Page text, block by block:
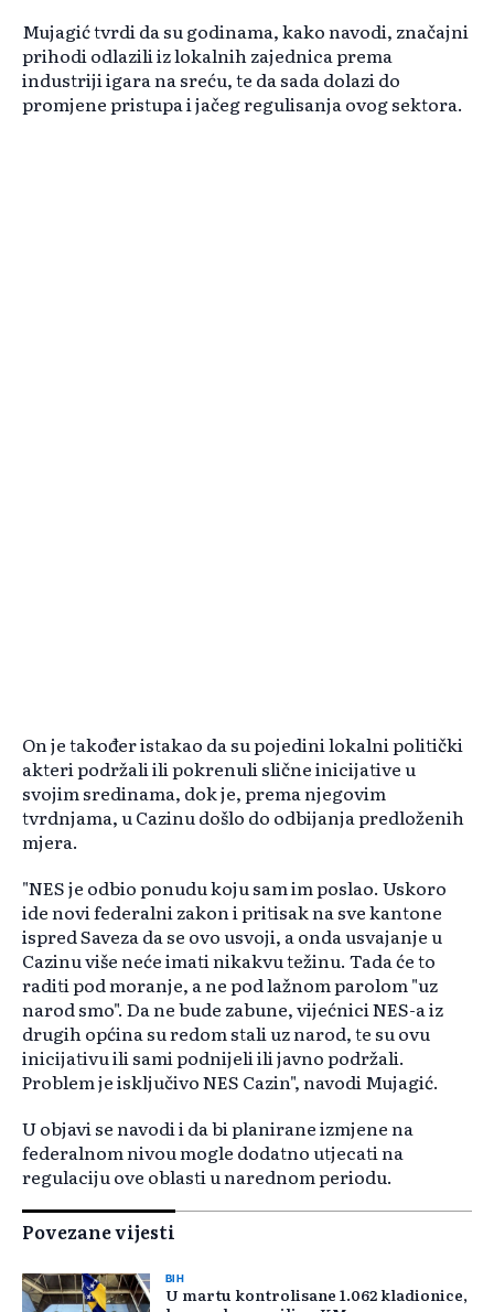
Mujagić tvrdi da su godinama, kako navodi, značajni
prihodi odlazili iz lokalnih zajednica prema
industriji igara na sreću, te da sada dolazi do
promjene pristupa i jačeg regulisanja ovog sektora.
On je također istakao da su pojedini lokalni politički
akteri podržali ili pokrenuli slične inicijative u
svojim sredinama, dok je, prema njegovim
tvrdnjama, u Cazinu došlo do odbijanja predloženih
mjera.
"NES je odbio ponudu koju sam im poslao. Uskoro
ide novi federalni zakon i pritisak na sve kantone
ispred Saveza da se ovo usvoji, a onda usvajanje u
Cazinu više neće imati nikakvu težinu. Tada će to
raditi pod moranje, a ne pod lažnom parolom "uz
narod smo". Da ne bude zabune, vijećnici NES-a iz
drugih općina su redom stali uz narod, te su ovu
inicijativu ili sami podnijeli ili javno podržali.
Problem je isključivo NES Cazin", navodi Mujagić.
U objavi se navodi i da bi planirane izmjene na
federalnom nivou mogle dodatno utjecati na
regulaciju ove oblasti u narednom periodu.
Povezane vijesti
BIH
U martu kontrolisane 1.062 kladionice,